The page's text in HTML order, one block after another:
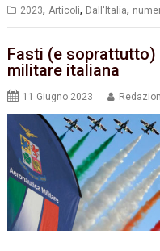
2023, Articoli, Dall'Italia,
Fasti (e soprattutto)
militare italiana
11 Giugno 2023